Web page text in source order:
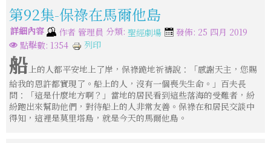
第92集-保祿在馬爾他島
詳細內容 作者 管理員 分類: 聖經劇場
發佈: 25 四月 2019
點擊數: 1354
列印
船上的人都平安地上了岸，保祿跪地祈禱說：「感謝天主，您賜
給我的恩許都實現了。船上的人，沒有一個喪失生命。」百夫長
問：「這是什麼地方啊？」當地的居民看到這些落海的受難者，紛
紛跑出來幫助他們，對待船上的人非常友善。保祿在和居民交談中
得知，這裡是莫里塔島，就是今天的馬爾他島。